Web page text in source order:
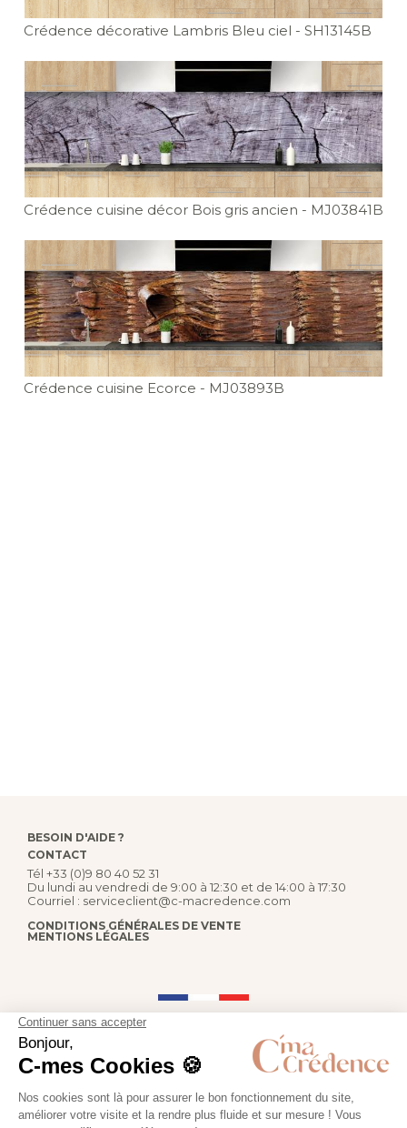
Crédence décorative Lambris Bleu ciel - SH13145B
Crédence cuisine décor Bois gris ancien - MJ03841B
Crédence cuisine Ecorce - MJ03893B
BESOIN D'AIDE ?
CONTACT
Tél +33 (0)9 80 40 52 31
Du lundi au vendredi de 9:00 à 12:30 et de 14:00 à 17:30
Courriel : serviceclient@c-macredence.com
CONDITIONS GÉNÉRALES DE VENTE
MENTIONS LÉGALES
FABRICATION FRANÇAISE
PAIEMENT SÉCURISÉ